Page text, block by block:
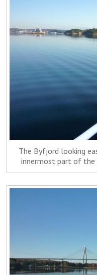
The Byfjord looking
innermost part of the